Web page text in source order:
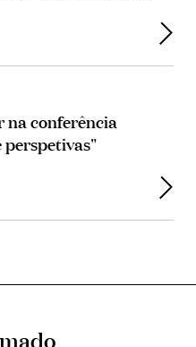
na conferência
perspetivas"